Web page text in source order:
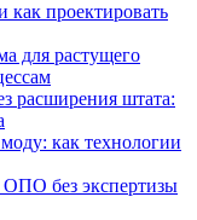
проектировать
для растущего
расширения штата:
как технологии
ОПО без экспертизы